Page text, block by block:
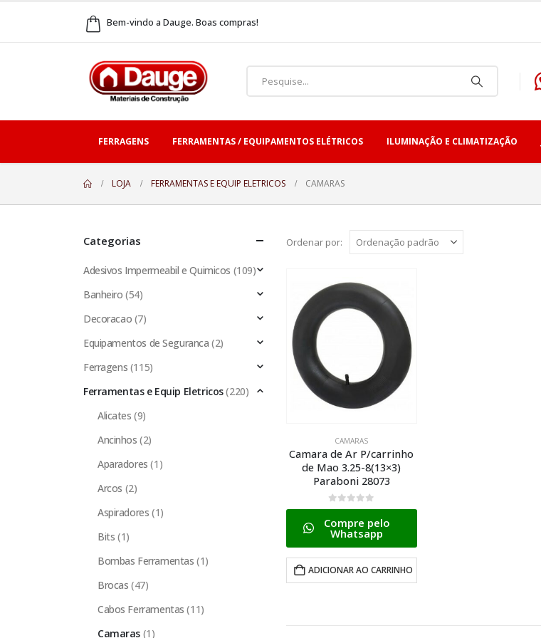
Bem-vindo a Dauge. Boas compras!
FERRAGENS FERRAMENTAS / EQUIPAMENTOS ELÉTRICOS ILUMINAÇÃO E CLIMATIZAÇÃO
LOJA FERRAMENTAS E EQUIP ELETRICOS CAMARAS
Ordenar por:
CAMARAS
Camara de Ar P/carrinho
de Mao 3.25-8(13×3)
Paraboni 28073
0de 5
Compre pelo
Whatsapp
ADICIONAR AO CARRINHO
Categorias
Adesivos Impermeabil e Quimicos (109)
Banheiro (54)
Decoracao (7)
Equipamentos de Seguranca (2)
Ferragens (115)
Ferramentas e Equip Eletricos(220)
Alicates (9)
Ancinhos (2)
Aparadores (1)
Arcos (2)
Aspiradores (1)
Bits (1)
Bombas Ferramentas (1)
Brocas (47)
Cabos Ferramentas (11)
Camaras (1)